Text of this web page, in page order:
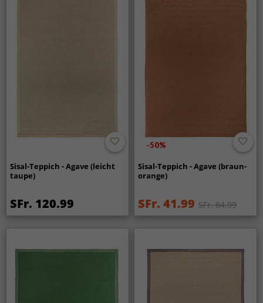
Sisal-Teppich - Agave (leicht
taupe)
SFr. 120.99
-50%
Sisal-Teppich - Agave (braun-
orange)
SFr. 41.99 SFr. 84.99